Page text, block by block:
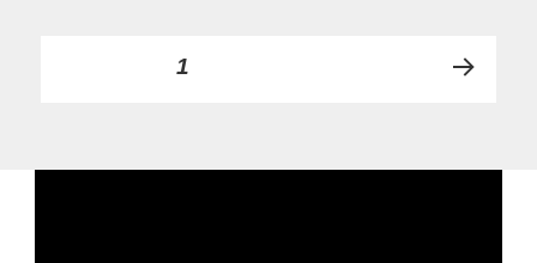
Paginación
entradas
PÁGINA1